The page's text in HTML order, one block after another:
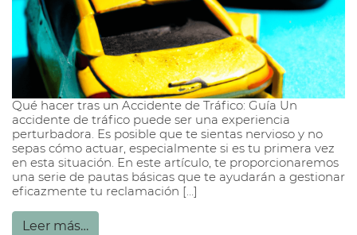
Qué hacer tras un Accidente de Tráfico: Guía Un
accidente de tráfico puede ser una experiencia
perturbadora. Es posible que te sientas nervioso y no
sepas cómo actuar, especialmente si es tu primera vez
en esta situación. En este artículo, te proporcionaremos
una serie de pautas básicas que te ayudarán a gestionar
eficazmente tu reclamación […]
Leer más…